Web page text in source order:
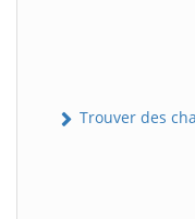
Trouver des